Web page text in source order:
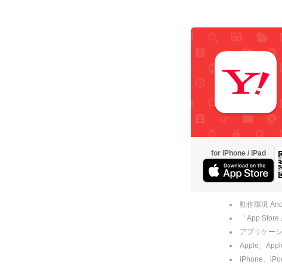
for iPhone / iPad
動作環境
「App
アプリケー
Apple、
iPhone、